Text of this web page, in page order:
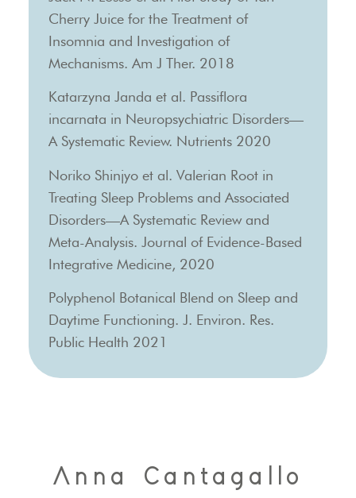
Cherry Juice for the Treatment of
Insomnia and Investigation of
Mechanisms. Am J Ther. 2018
Katarzyna Janda et al. Passiflora
incarnata in Neuropsychiatric Disorders—
A Systematic Review. Nutrients 2020
Noriko Shinjyo et al. Valerian Root in
Treating Sleep Problems and Associated
Disorders—A Systematic Review and
Meta-Analysis. Journal of Evidence-Based
Integrative Medicine, 2020
Polyphenol Botanical Blend on Sleep and
Daytime Functioning. J. Environ. Res.
Public Health 2021
Anna Cantagallo